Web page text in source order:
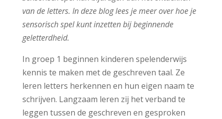
van de letters. In deze blog lees je meer over hoe je
sensorisch spel kunt inzetten bij beginnende
geletterdheid.
In groep 1 beginnen kinderen spelenderwijs
kennis te maken met de geschreven taal. Ze
leren letters herkennen en hun eigen naam te
schrijven. Langzaam leren zij het verband te
leggen tussen de geschreven en gesproken